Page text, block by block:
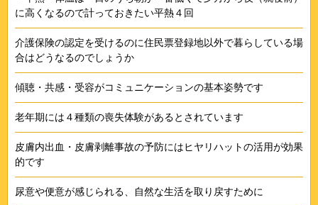
に高くなるので計っておきたい平熱４回
介護保険の認定を受けるのに住民票登録地以外で暮らしている場
合はどうなるのでしょうか
傾聴・共感・受容がコミュニケーションの基本姿勢です
老年期には４種類の喪失体験があるとされています
皮膚内出血・皮膚剥離事故の予防にはヒヤリハットの活用が効果
的です
尿意や便意が感じられる、自然な生活を取り戻すために